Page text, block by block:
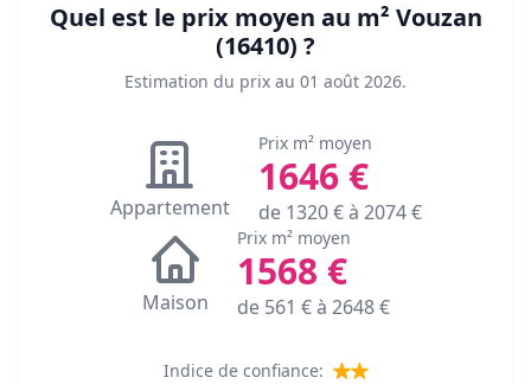
Quel est le prix moyen au m² Vouzan
(16410) ?
Estimation du prix au 01 août 2026.
Appartement
Prix m² moyen
1646€
de 1320€ à 2074€
Maison
Prix m² moyen
1568 €
de 561 € à 2648€
Indice de confiance: